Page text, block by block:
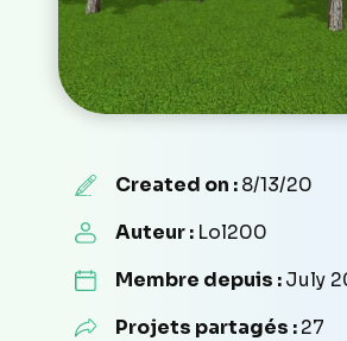
Created on :8/13/20
Auteur : Lol200
Membre depuis :July
Projets partagés :27